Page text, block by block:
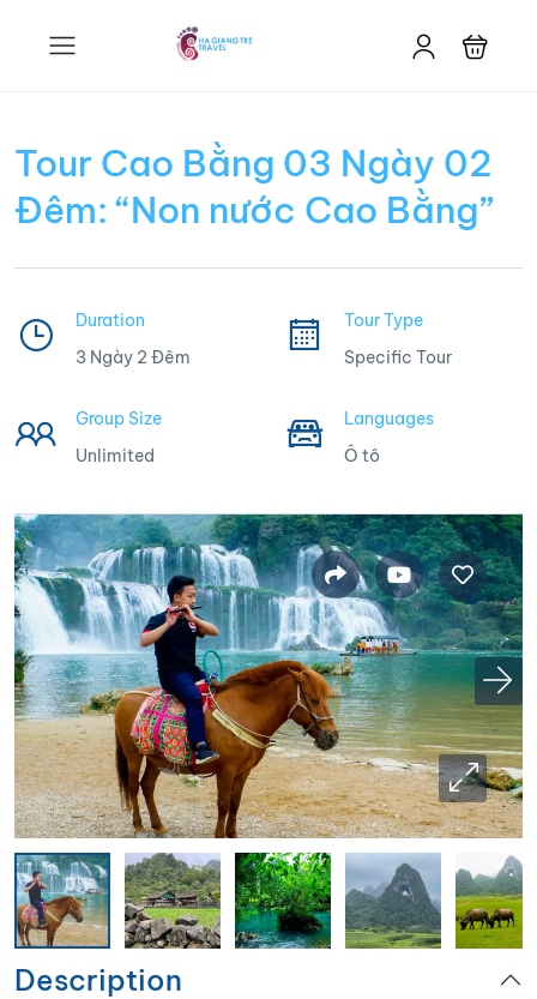
Tour Cao Bằng 03 Ngày 02
Đêm: “Non nước Cao Bằng”
Duration
3 Ngày 2 Đêm
Tour Type
Specific Tour
Group Size
Unlimited
Languages
Ô tô
Description